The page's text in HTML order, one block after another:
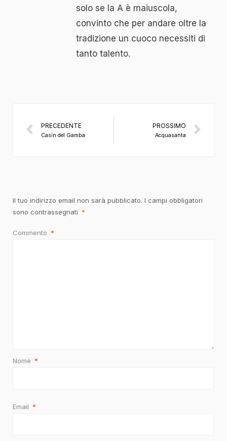
solo se la A è maiuscola,
convinto che per andare oltre la
tradizione un cuoco necessiti di
tanto talento.
PRECEDENTE
Casin del Gamba
PROSSIMO
Acquasanta
Il tuo indirizzo email non sarà pubblicato. I campi obbligatori
sono contrassegnati *
Commento *
Nome *
Email *